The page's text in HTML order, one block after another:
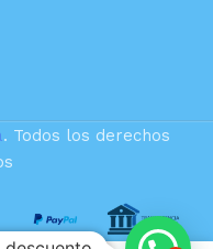
. Todos los derechos